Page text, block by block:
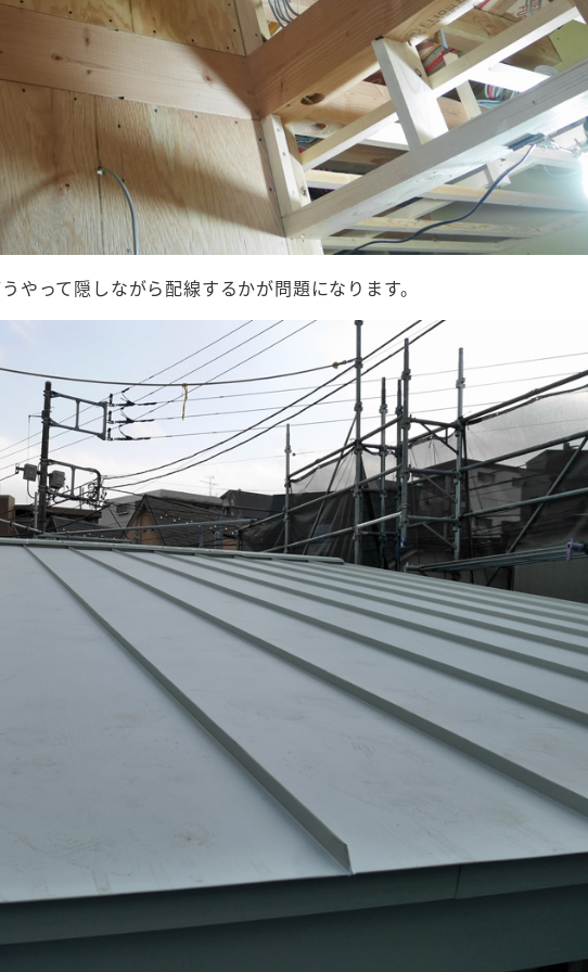
やって隠しながら配線するかが問題になります。